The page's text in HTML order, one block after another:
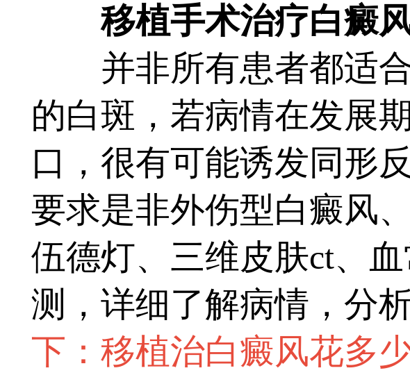
移植手术治疗白癜
并非所有患者都适合
的白斑，若病情在发展
口，很有可能诱发同形
要求是非外伤型白癜风
伍德灯、三维皮肤ct、
测，详细了解病情，分
下：移植治白癜风花多少